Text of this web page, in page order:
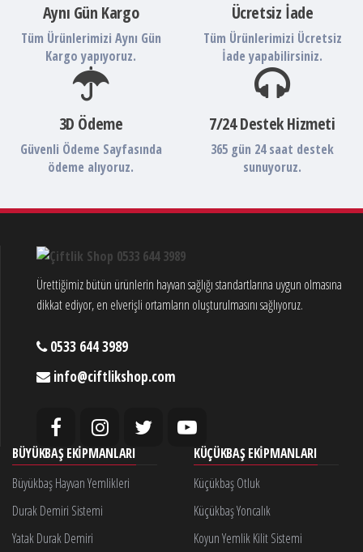
Aynı Gün Kargo
Tüm Ürünlerimizi Aynı Gün
Kargo yapıyoruz.
Ücretsiz İade
Tüm Ürünlerimizi Ücretsiz
İade yapabilirsiniz.
3D Ödeme
Güvenli Ödeme Sayfasında
ödeme alıyoruz.
7/24 Destek Hizmeti
365 gün 24 saat destek
sunuyoruz.
Ürettiğimiz bütün ürünlerin hayvan sağlığı standartlarına uygun olmasına
dikkat ediyor, en elverişli ortamların oluşturulmasını sağlıyoruz.
0533 644 3989
info@ciftlikshop.com
BÜYÜKBAŞ EKIPMANLARI
Büyükbaş Hayvan Yemlikleri
Durak Demiri Sistemi
Yatak Durak Demiri
KÜÇÜKBAŞ EKIPMANLARI
Küçükbaş Otluk
Küçükbaş Yoncalık
Koyun Yemlik Kilit Sistemi